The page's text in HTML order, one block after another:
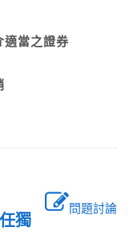
適當之證券
問題討論
獨